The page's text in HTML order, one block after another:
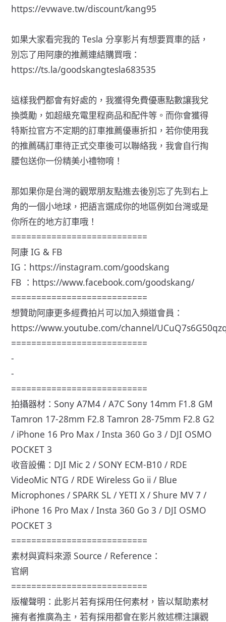
https://evwave.tw/discount/kang95
如果大家看完我的 Tesla 分享影片有想要買車的話，
別忘了用阿康的推薦連結購買哦：
https://ts.la/goodskangtesla683535
這樣我們都會有好處的，我獲得免費優惠點數讓我兌
換獎勵，如超級充電里程商品和配件等。而你會獲得
特斯拉官方不定期的訂車推薦優惠折扣，若你使用我
的推薦碼訂車待正式交車後可以聯絡我，我會自行掏
腰包送你一份精美小禮物唷！
那如果你是台灣的觀眾朋友點進去後別忘了先到右上
角的一個小地球，把語言選成你的地區例如台灣或是
你所在的地方訂車哦！
===========================
阿康 IG & FB
IG： https://instagram.com/goodskang
FB ： https://www.facebook.com/goodskang/
===========================
想贊助阿康更多經費拍片可以加入頻道會員：
https://www.youtube.com/channel/
===========================
-
-
===========================
拍攝器材：Sony A7M4 / A7C Sony 14mm F1.8 GM
Tamron 17-28mm F2.8 Tamron 28-75mm F2.8 G2
/ iPhone 16 Pro Max / Insta 360 Go 3 / DJI OSMO
POCKET 3
收音設備：DJI Mic 2 / SONY ECM-B10 / RDE
VideoMic NTG / RDE Wireless Go ii / Blue
Microphones / SPARK SL / YETI X / Shure MV 7 /
iPhone 16 Pro Max / Insta 360 Go 3 / DJI OSMO
POCKET 3
===========================
素材與資料來源 Source / Reference：
官網
===========================
版權聲明：此影片若有採用任何素材，皆以幫助素材
擁有者推廣為主，若有採用都會在影片敘述標注讓觀